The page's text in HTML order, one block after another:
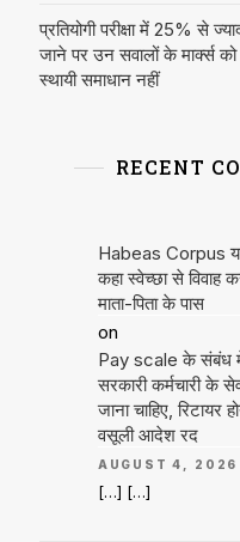
प्रतियोगी परीक्षा में 25% से
जाने पर उन सवालों के मार्क्स को
स्थायी समाधान नहीं
RECENT
Habeas Corpus
कहा स्वेच्छा से विवाह
माता-पिता के पास
on
Pay scale के संबंध
सरकारी कर्मचारी के
जाना चाहिए,
वसूली आदेश रद
AUGUST 4, 2026
[…] […]